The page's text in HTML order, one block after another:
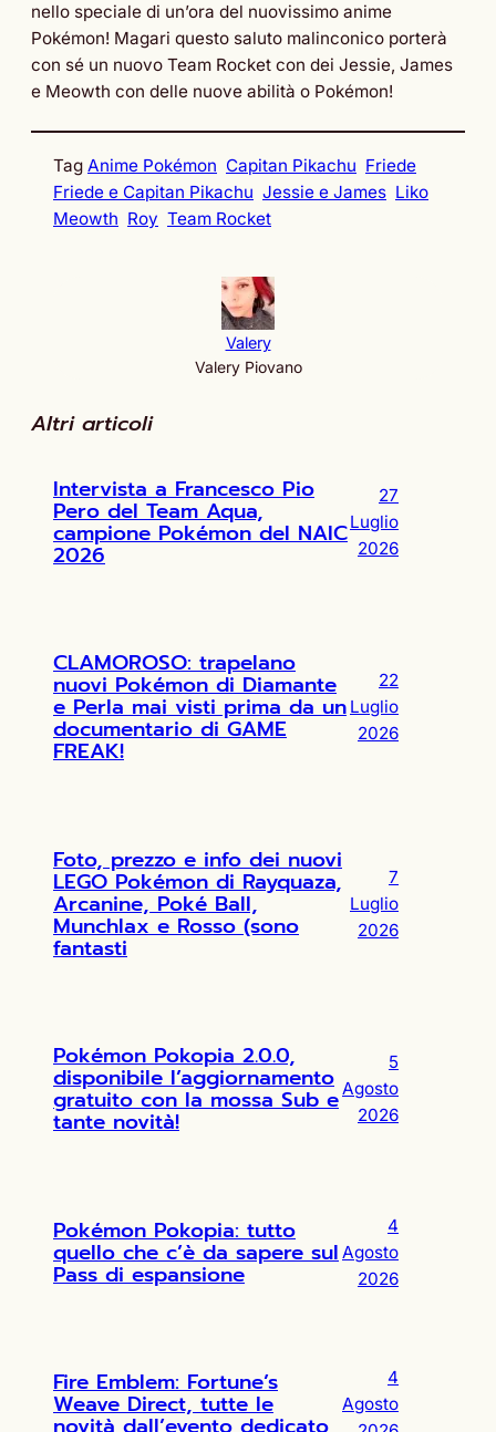
nello speciale di un’ora del nuovissimo anime
Pokémon! Magari questo saluto malinconico porterà
con sé un nuovo Team Rocket con dei Jessie, James
e Meowth con delle nuove abilità o Pokémon!
Tag Anime Pokémon Capitan Pikachu Friede
Friede e Capitan Pikachu Jessie e James Liko
Meowth Roy Team Rocket
Valery
Valery Piovano
Altri articoli
Intervista a Francesco Pio
Pero del Team Aqua,
campione Pokémon del NAIC
2026
27
Luglio
2026
CLAMOROSO: trapelano
nuovi Pokémon di Diamante
e Perla mai visti prima da un
documentario di GAME
FREAK!
22
Luglio
2026
Foto, prezzo e info dei nuovi
LEGO Pokémon di Rayquaza,
Arcanine, Poké Ball,
Munchlax e Rosso (sono
fantasti
7
Luglio
2026
Pokémon Pokopia 2.0.0,
disponibile l’aggiornamento
gratuito con la mossa Sub e
tante novità!
5
Agosto
2026
Pokémon Pokopia: tutto
quello che c’è da sapere sul
Pass di espansione
4
Agosto
2026
Fire Emblem: Fortune’s
Weave Direct, tutte le
4
Agosto